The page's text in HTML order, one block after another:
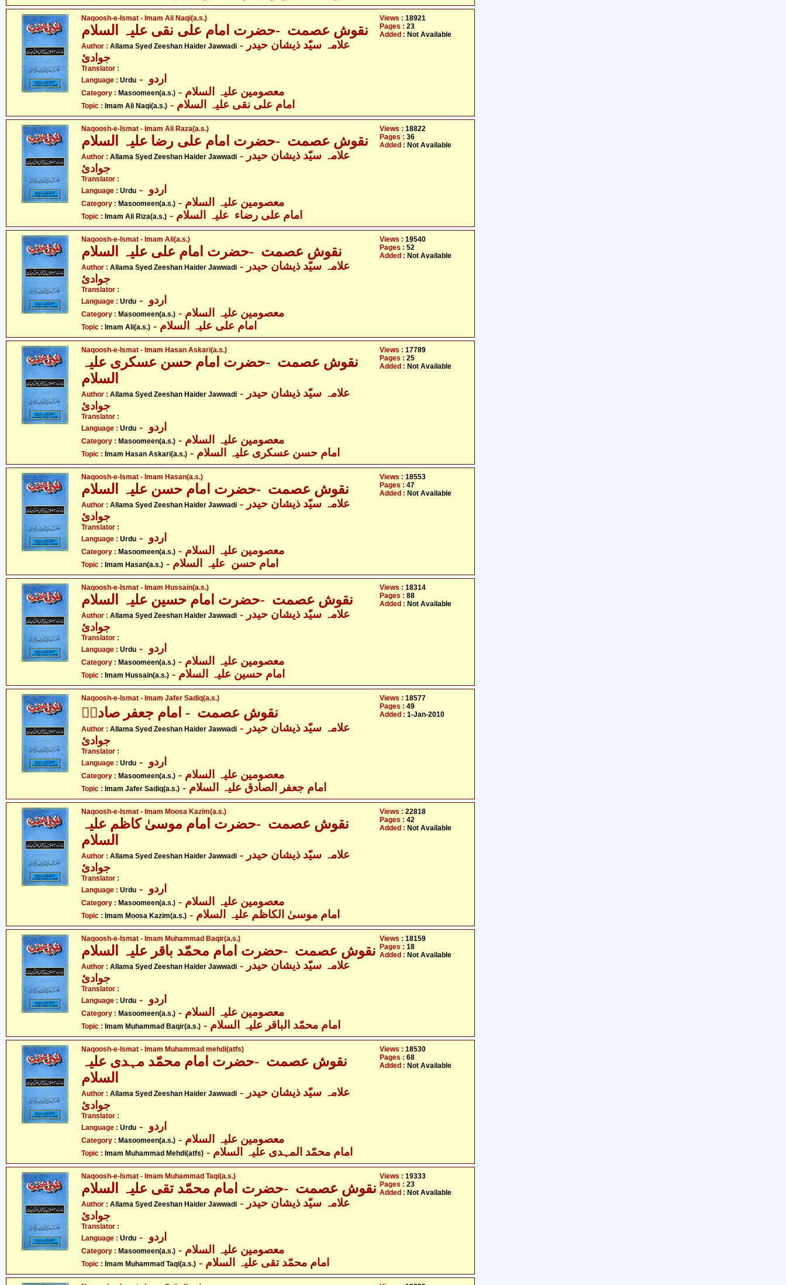
Naqoosh-e-Ismat - Imam Ali Naqi(a.s.)
نقوش عصمت -حضرت امام علی نقی علیہ السلام
Author : Allama Syed Zeeshan Haider Jawwadi - علامہ سیّد ذیشان حیدر
جوادئ
Translator :
Language : Urdu
Category : Masoomeen(a.s.)
Topic : Imam Ali Naqi(a.s.) - امام علی نقی علیہ السلام
Views : 18921
Pages : 23
Added : Not Available
Naqoosh-e-Ismat - Imam Ali Raza(a.s.)
نقوش عصمت -حضرت امام علی رضا علیہ السلام
Author : Allama Syed Zeeshan Haider Jawwadi - علامہ سیّد ذیشان حیدر
جوادئ
Translator :
Language : Urdu
Category : Masoomeen(a.s.)
Topic : Imam Ali Riza(a.s.) - امام علی رضاء علیہ السلام
Views : 18822
Pages : 36
Added : Not Available
Naqoosh-e-Ismat - Imam Ali(a.s.)
نقوش عصمت -حضرت امام علی علیہ السلام
Author : Allama Syed Zeeshan Haider Jawwadi - علامہ سیّد ذیشان حیدر
جوادئ
Translator :
Language : Urdu
Category : Masoomeen(a.s.)
Topic : Imam Ali(a.s.) - امام علی علیہ السلام
Views : 19540
Pages : 52
Added : Not Available
Naqoosh-e-Ismat - Imam Hasan Askari(a.s.)
نقوش عصمت -حضرت امام حسن عسکری علیہ
السلام
Author : Allama Syed Zeeshan Haider Jawwadi - علامہ سیّد ذیشان حیدر
جوادئ
Translator :
Language : Urdu
Category : Masoomeen(a.s.)
Topic : Imam Hasan Askari(a.s.) - امام حسن عسکری علیہ السلام
Views : 17789
Pages : 25
Added : Not Available
Naqoosh-e-Ismat - Imam Hasan(a.s.)
نقوش عصمت -حضرت امام حسن علیہ السلام
Author : Allama Syed Zeeshan Haider Jawwadi - علامہ سیّد ذیشان حیدر
جوادئ
Translator :
Language : Urdu
Category : Masoomeen(a.s.)
Topic : Imam Hasan(a.s.) - امام حسن علیہ السلام
Views : 18553
Pages : 47
Added : Not Available
Naqoosh-e-Ismat - Imam Hussain(a.s.)
نقوش عصمت -حضرت امام حسین علیہ السلام
Author : Allama Syed Zeeshan Haider Jawwadi - علامہ سیّد ذیشان حیدر
جوادئ
Translator :
Language : Urdu
Category : Masoomeen(a.s.)
Topic : Imam Hussain(a.s.) - امام حسین علیہ السلام
Views : 18314
Pages : 88
Added : Not Available
Naqoosh-e-Ismat - Imam Jafer Sadiq(a.s.)
نقوش عصمت - امام جعفر صادقؑ
Author : Allama Syed Zeeshan Haider Jawwadi - علامہ سیّد ذیشان حیدر
جوادئ
Translator :
Language : Urdu
Category : Masoomeen(a.s.)
Topic : Imam Jafer Sadiq(a.s.) - امام جعفر الصادق علیہ السلام
Views : 18577
Pages : 49
Added : 1-Jan-2010
Naqoosh-e-Ismat - Imam Moosa Kazim(a.s.)
نقوش عصمت -حضرت امام موسیٰ کاظم علیہ
السلام
Author : Allama Syed Zeeshan Haider Jawwadi - علامہ سیّد ذیشان حیدر
جوادئ
Translator :
Language : Urdu
Category : Masoomeen(a.s.)
Topic : Imam Moosa Kazim(a.s.) - امام موسیٰ الکاظم علیہ السلام
Views : 22818
Pages : 42
Added : Not Available
Naqoosh-e-Ismat - Imam Muhammad Baqir(a.s.)
نقوش عصمت -حضرت امام محمّد باقر علیہ السلام
Author : Allama Syed Zeeshan Haider Jawwadi - علامہ سیّد ذیشان حیدر
جوادئ
Translator :
Language : Urdu
Category : Masoomeen(a.s.)
Topic : Imam Muhammad Baqir(a.s.) - امام محمّد الباقر علیہ السلام
Views : 18159
Pages : 18
Added : Not Available
Naqoosh-e-Ismat - Imam Muhammad mehdi(atfs)
نقوش عصمت -حضرت امام محمّد مہدی علیہ
السلام
Author : Allama Syed Zeeshan Haider Jawwadi - علامہ سیّد ذیشان حیدر
جوادئ
Translator :
Language : Urdu
Category : Masoomeen(a.s.)
Topic : Imam Muhammad Mehdi(atfs) - امام محمّد المہدی علیہ السلام
Views : 18530
Pages : 68
Added : Not Available
Naqoosh-e-Ismat - Imam Muhammad Taqi(a.s.)
نقوش عصمت -حضرت امام محمّد تقی علیہ السلام
Author : Allama Syed Zeeshan Haider Jawwadi - علامہ سیّد ذیشان حیدر
جوادئ
Translator :
Language : Urdu
Category : Masoomeen(a.s.)
Topic : Imam Muhammad Taqi(a.s.) - امام محمّد تقی علیہ السلام
Views : 19333
Pages : 23
Added : Not Available